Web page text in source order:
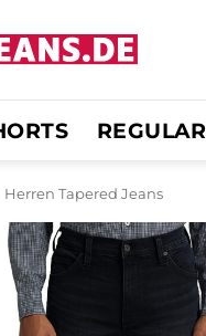
REGULAR
Herren Tapered Jeans